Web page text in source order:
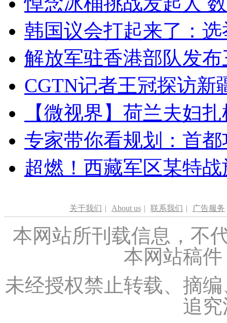
韩国议会打起来了：
解放军驻香港部队发
CGTN记者王冠探访新
【微视界】荷兰夫妇
专家带你看规划：首
超燃！西藏军区某特
关于我们 | About us | 联系我们 | 广告服务
本网站所刊载信息，不
本网站稿
未经授权禁止转载、摘
追